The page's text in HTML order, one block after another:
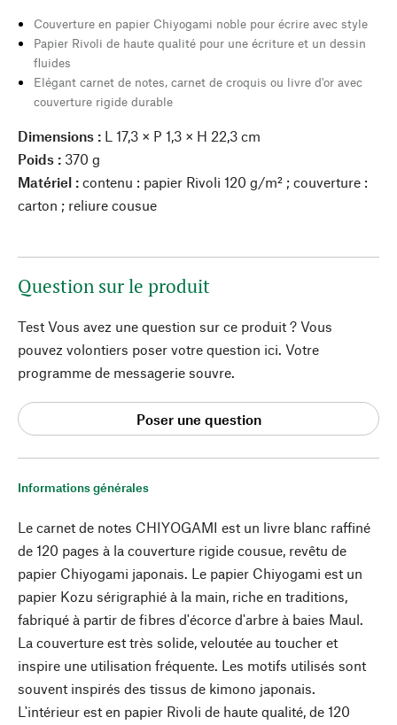
Informations générales
Le carnet de notes CHIYOGAMI est un livre blanc raffiné
de 120 pages à la couverture rigide cousue, revêtu de
papier Chiyogami japonais. Le papier Chiyogami est un
papier Kozu sérigraphié à la main, riche en traditions,
fabriqué à partir de fibres d'écorce d'arbre à baies Maul.
La couverture est très solide, veloutée au toucher et
inspire une utilisation fréquente. Les motifs utilisés sont
souvent inspirés des tissus de kimono japonais.
L'intérieur est en papier Rivoli de haute qualité, de 120
Couverture en papier Chiyogami noble pour écrire avec style
Papier Rivoli de haute qualité pour une écriture et un dessin
fluides
Elégant carnet de notes, carnet de croquis ou livre d'or avec
couverture rigide durable
Dimensions : L 17,3 × P 1,3 × H 22,3 cm
Poids : 370 g
Matériel : contenu : papier Rivoli 120 g/m² ; couverture :
carton ; reliure cousue
Question sur le produit
Test Vous avez une question sur ce produit ? Vous
pouvez volontiers poser votre question ici. Votre
programme de messagerie souvre.
Poser une question